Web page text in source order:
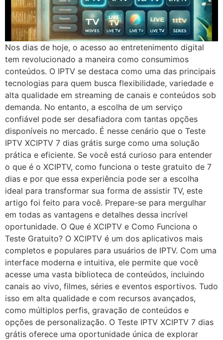
Nos dias de hoje, o acesso ao entretenimento digital
tem revolucionado a maneira como consumimos
conteúdos. O IPTV se destaca como uma das principais
tecnologias para quem busca flexibilidade, variedade e
alta qualidade em streaming de canais e conteúdos sob
demanda. No entanto, a escolha de um serviço
confiável pode ser desafiadora com tantas opções
disponíveis no mercado. É nesse cenário que o Teste
IPTV XCIPTV 7 dias grátis surge como uma solução
prática e eficiente. Se você está curioso para entender
o que é o XCIPTV, como funciona o teste gratuito de 7
dias e por que essa experiência pode ser a escolha
ideal para transformar sua forma de assistir TV, este
artigo foi feito para você. Prepare-se para mergulhar
em todas as vantagens e detalhes dessa incrível
oportunidade. O Que é XCIPTV e Como Funciona o
Teste Gratuito? O XCIPTV é um dos aplicativos mais
completos e populares para usuários de IPTV. Com uma
interface moderna e intuitiva, ele permite que você
acesse uma vasta biblioteca de conteúdos, incluindo
canais ao vivo, filmes, séries e eventos esportivos. Tudo
isso em alta qualidade e com recursos avançados,
como múltiplos perfis, gravação de conteúdos e
opções de personalização. O Teste IPTV XCIPTV 7 dias
grátis oferece uma oportunidade única de explorar